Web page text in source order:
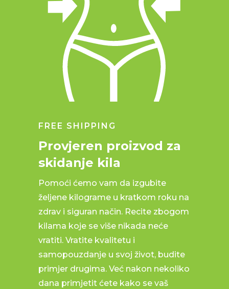
FREE SHIPPING
Provjeren proizvod za
skidanje kila
Pomoći ćemo vam da izgubite
željene kilograme u kratkom roku na
zdrav i siguran način. Recite zbogom
kilama koje se više nikada neće
vratiti. Vratite kvalitetu i
samopouzdanje u svoj život, budite
primjer drugima. Već nakon nekoliko
dana primjetit ćete kako se vaš